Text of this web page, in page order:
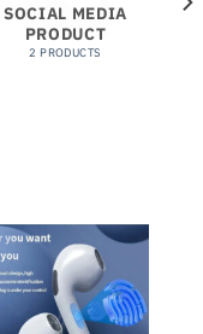
SOCIAL MEDIA
PRODUCT
2 PRODUCTS